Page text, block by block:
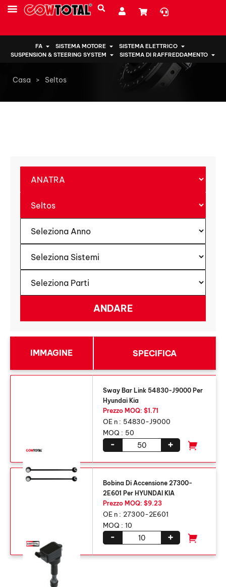
FA SISTEMA MOTORE
SISTEMA ELETTRICO
SUSPENSION & STEERING SYSTEM
SISTEMA DI RAFFREDDAMENTO
Casa > Seltos
IMMAGINE SPECIFICA
Sway Bar Link 54830-J9000 Per
Hyundai Kia
Prezzo MOQ: $1.71
OE n : 54830-J9000
MOQ : 50
+
-
Bobina Di Accensione 27300-
2E601 Per HYUNDAI KIA
Prezzo MOQ: $9.23
OE n : 27300-2E601
MOQ : 10
+
-